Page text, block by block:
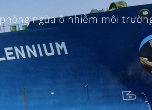
ngừa ô nhiễm môi
hàng hải, an ninh hàng